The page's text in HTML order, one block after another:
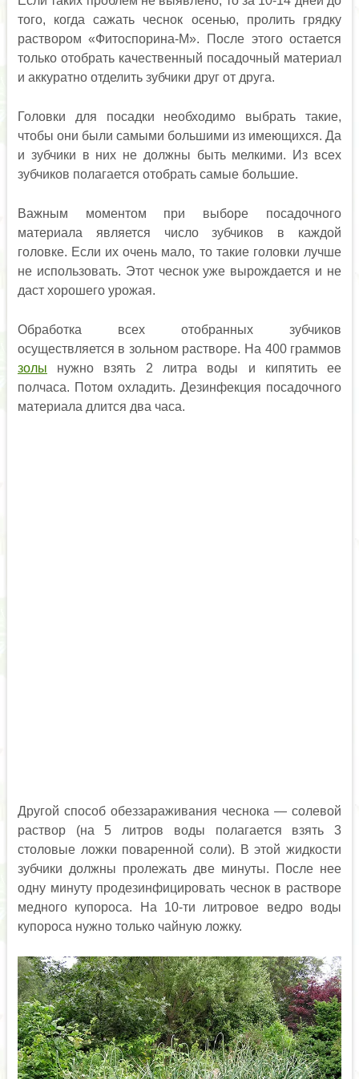
того, когда сажать чеснок осенью, пролить грядку
раствором «Фитоспорина-М». После этого остается
только отобрать качественный посадочный материал
и аккуратно отделить зубчики друг от друга.
Головки для посадки необходимо выбрать такие,
чтобы они были самыми большими из имеющихся. Да
и зубчики в них не должны быть мелкими. Из всех
зубчиков полагается отобрать самые большие.
Важным моментом при выборе посадочного
материала является число зубчиков в каждой
головке. Если их очень мало, то такие головки лучше
не использовать. Этот чеснок уже вырождается и не
даст хорошего урожая.
Обработка всех отобранных зубчиков
осуществляется в зольном растворе. На 400 граммов
золы нужно взять 2 литра воды и кипятить ее
полчаса. Потом охладить. Дезинфекция посадочного
материала длится два часа.
Другой способ обеззараживания чеснока — солевой
раствор (на 5 литров воды полагается взять 3
столовые ложки поваренной соли). В этой жидкости
зубчики должны пролежать две минуты. После нее
одну минуту продезинфицировать чеснок в растворе
медного купороса. На 10-ти литровое ведро воды
купороса нужно только чайную ложку.